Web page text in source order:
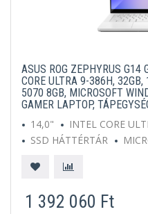
ASUS ROG ZEPHYRUS
CORE ULTRA 9-386H, 32GB,
5070 8GB, MICROSOFT
GAMER LAPTOP,
14,0"
INTEL CORE
SSD HÁTTÉRTÁR
1 392 060 Ft